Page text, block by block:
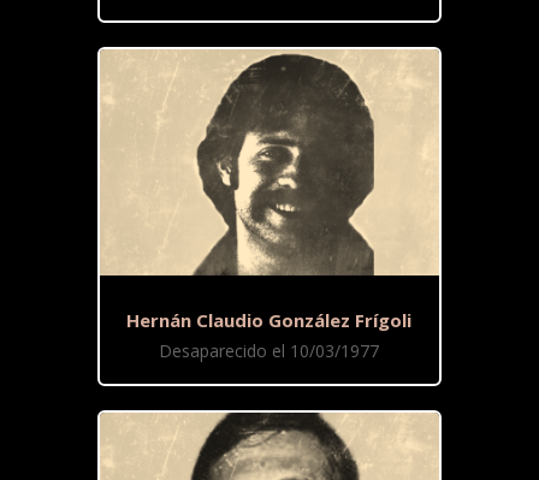
Hernán Claudio González Frígoli
Desaparecido el 10/03/1977